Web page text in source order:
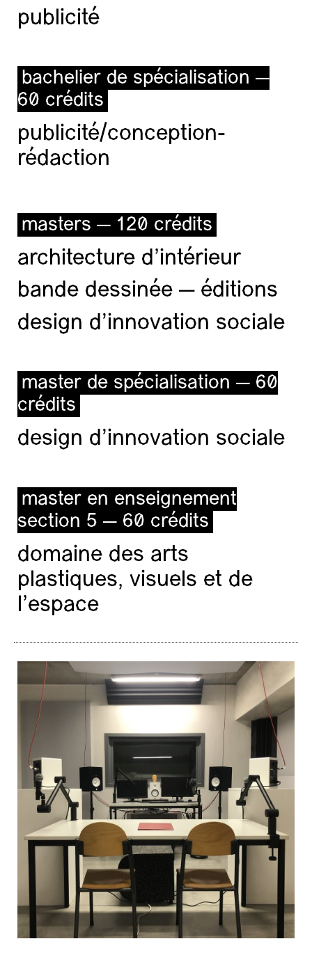
publicité
bachelier de spécialisation —
60 crédits
publicité/conception-
rédaction
masters — 120 crédits
architecture d’intérieur
bande dessinée — éditions
design d'innovation sociale
master de spécialisation — 60
crédits
design d'innovation sociale
master en enseignement
section 5 — 60 crédits
domaine des arts
plastiques, visuels et de
l’espace